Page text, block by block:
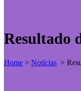
Resultado
Home > Notícias >